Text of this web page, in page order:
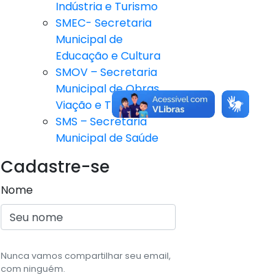
Indústria e Turismo
SMEC- Secretaria
Municipal de
Educação e Cultura
SMOV – Secretaria
Municipal de Obras,
Viação e Trânsito
SMS – Secretaria
Municipal de Saúde
Cadastre-se
Nome
Nunca vamos compartilhar seu email,
com ninguém.